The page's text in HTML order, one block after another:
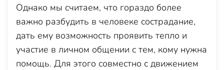
Однако мы считаем, что гораздо более
важно разбудить в человеке сострадание,
дать ему возможность проявить тепло и
участие в личном общении с тем, кому нужна
помощь. Для этого совместно с движением